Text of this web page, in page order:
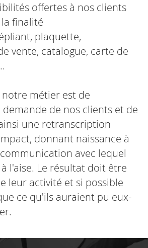
offertes à nos clients
finalité
plaquette,
vente, catalogue, carte de
notre métier est de
de nos clients et de
une retranscription
donnant naissance à
avec lequel
l'aise. Le résultat doit être
leur activité et si possible
ce qu'ils auraient pu eux-